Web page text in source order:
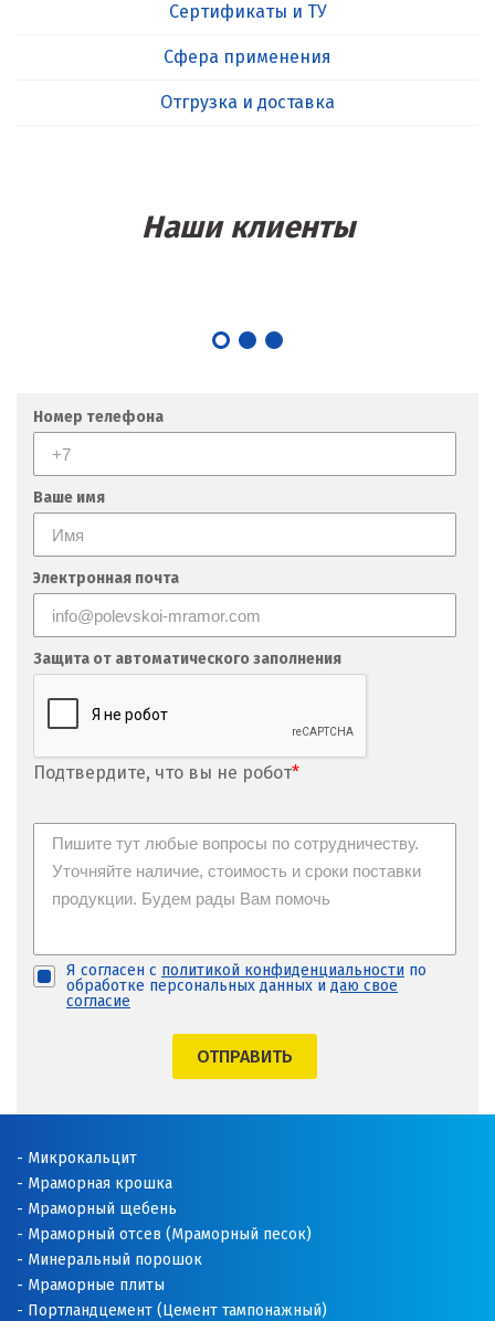
Сертификаты и ТУ
Сфера применения
Отгрузка и доставка
Наши клиенты
Номер телефона
Ваше имя
Электронная почта
Защита от автоматического заполнения
Подтвердите, что вы не робот*
Я согласен с политикой конфиденциальности по
обработке персональных данных и даю свое
согласие
ОТПРАВИТЬ
Микрокальцит
Мраморная крошка
Мраморный щебень
Мраморный отсев (Мраморный песок)
Минеральный порошок
Мраморные плиты
Портландцемент (Цемент тампонажный)